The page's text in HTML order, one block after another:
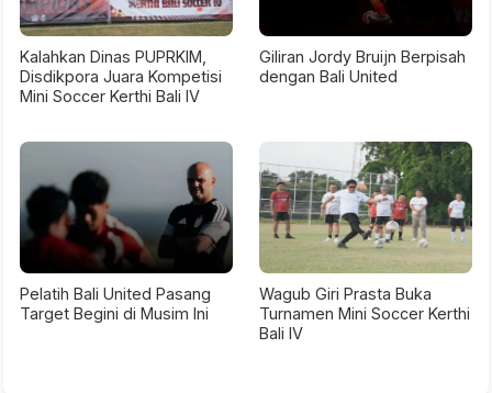
Kalahkan Dinas PUPRKIM,
Disdikpora Juara Kompetisi
Mini Soccer Kerthi Bali IV
Giliran Jordy Bruijn Berpisah
dengan Bali United
Pelatih Bali United Pasang
Target Begini di Musim Ini
Wagub Giri Prasta Buka
Turnamen Mini Soccer Kerthi
Bali IV